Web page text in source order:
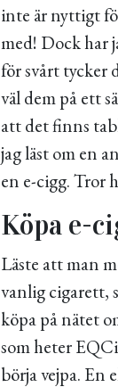
inte är nyttigt
med! Dock har
för svårt tycker
väl dem på ett
att det finns
jag läst om en
en e-cigg. Tror
Köpa e-
Läste att man
vanlig cigarett,
köpa på nätet
som heter
börja vejpa. En